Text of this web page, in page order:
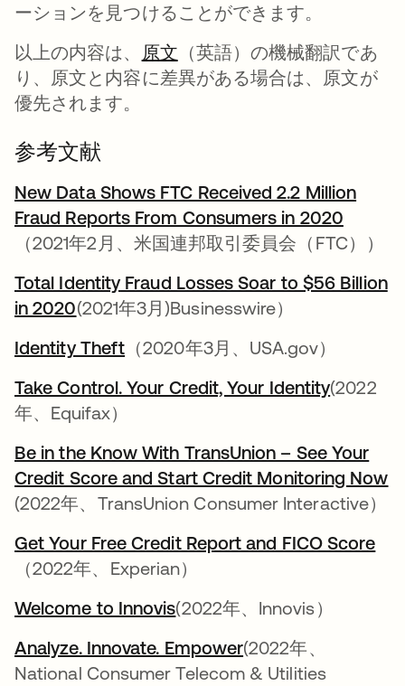
ーションを見つけることができます。
以上の内容は、
原文 （英語）の機械翻訳であ
り、原文と内容に差異がある場合は、原文が
優先されます。
参考文献
New Data Shows FTC Received 2.2 Million
Fraud Reports From Consumers in 2020
（2021年2月、米国連邦取引委員会（FTC））
Total Identity Fraud Losses Soar to $56 Billion
in 2020新しいタブで開く
(2021年3月)Businesswire）
Identity Theft 新しいタブで開く
（2020年3月、USA.gov）
Take Control. Your Credit, Your Identity新しい
(2022
年、Equifax）
Be in the Know With TransUnion – See Your
Credit Score and Start Credit Monitoring Now
(2022年、TransUnion Consumer Interactive）
Get Your Free Credit Report and FICO Score
（2022年、Experian）
Welcome to Innovis新しいタブで開く
(2022年、Innovis）
Analyze. Innovate. Empower新しいタブで開く
(2022年、
National Consumer Telecom & Utilities